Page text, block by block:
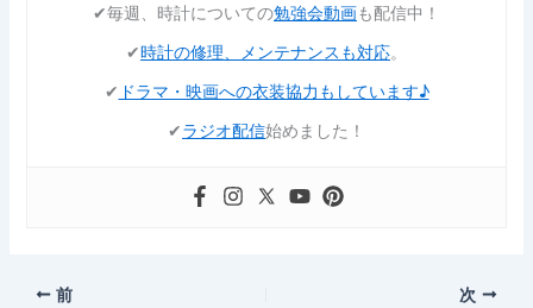
✔︎毎週、時計についての勉強会動画も配信中！
✔︎時計の修理、メンテナンスも対応。
✔︎ ドラマ・映画への衣装協力もしています♪
✔︎ラジオ配信始めました！
前 次